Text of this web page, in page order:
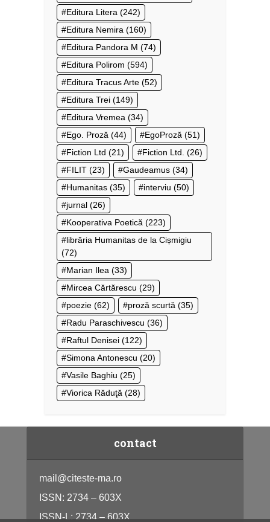
Editura Litera (242)
Editura Nemira (160)
Editura Pandora M (74)
Editura Polirom (594)
Editura Tracus Arte (52)
Editura Trei (149)
Editura Vremea (34)
Ego. Proză (44) EgoProză (51)
Fiction Ltd (21) Fiction Ltd. (26)
FILIT (23) Gaudeamus (34)
Humanitas (35) interviu (50)
jurnal (26)
Kooperativa Poetică (223)
librăria Humanitas de la Cișmigiu
(72)
Marian Ilea (33)
Mircea Cărtărescu (29)
poezie (62) proză scurtă (35)
Radu Paraschivescu (36)
Raftul Denisei (122)
Simona Antonescu (20)
Vasile Baghiu (25)
Viorica Răduţă (28)
contact
mail@citeste-ma.ro
ISSN: 2734 – 603X
ISSN-L: 2734 – 603X